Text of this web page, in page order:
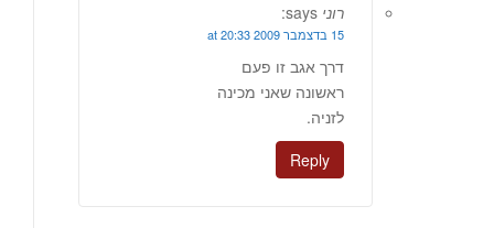
רוני says:
15 בדצמבר 2009 at 20:33
דרך אגב זו פעם
ראשונה שאני מכינה
לזניה.
Reply